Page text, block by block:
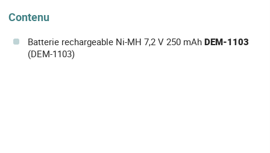
Contenu
Batterie rechargeable Ni-MH 7,2 V 250 mAh DEM-1103
(DEM-1103)